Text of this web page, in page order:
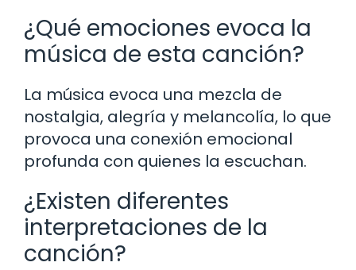
¿Qué emociones evoca la
música de esta canción?
La música evoca una mezcla de
nostalgia, alegría y melancolía, lo que
provoca una conexión emocional
profunda con quienes la escuchan.
¿Existen diferentes
interpretaciones de la
canción?